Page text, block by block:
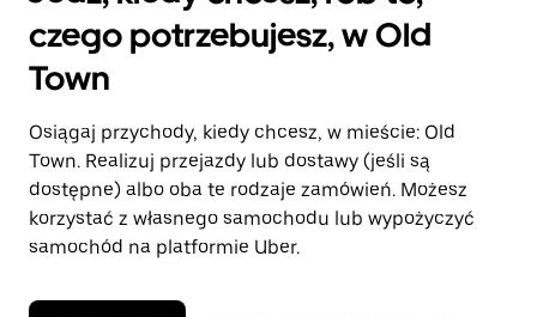
czego potrzebujesz, w Old
Town
Osiągaj przychody, kiedy chcesz, w mieście: Old
Town. Realizuj przejazdy lub dostawy (jeśli są
dostępne) albo oba te rodzaje zamówień. Możesz
korzystać z własnego samochodu lub wypożyczyć
samochód na platformie Uber.